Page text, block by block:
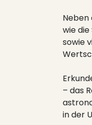
wie
sowie
– das
in der